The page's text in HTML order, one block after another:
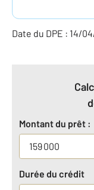
Date du DPE : 14/
Montant du prêt :
Durée du crédit